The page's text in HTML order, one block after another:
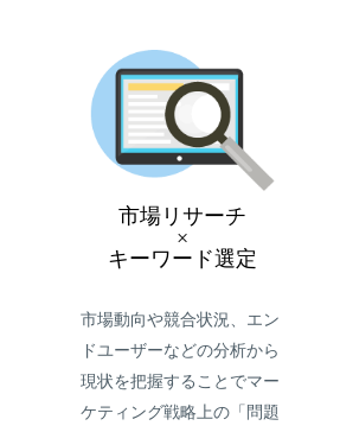
市場リサーチ
×
キーワード選定
市場動向や競合状況、エン
ドユーザーなどの分析から
現状を把握することでマー
ケティング戦略上の「問題